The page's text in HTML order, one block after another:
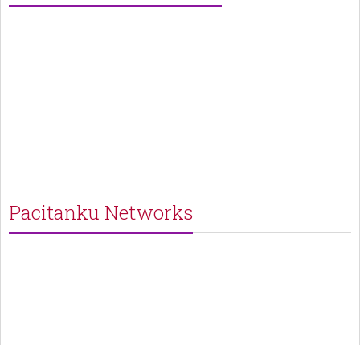
Pacitanku Networks